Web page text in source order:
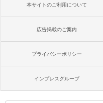
本サイトのご利用について
広告掲載のご案内
プライバシーポリシー
インプレスグループ